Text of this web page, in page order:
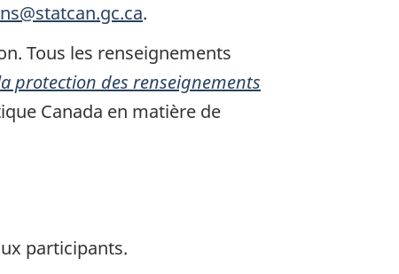
.
Tous les renseignements
protection des renseignements
Canada en matière de
participants.